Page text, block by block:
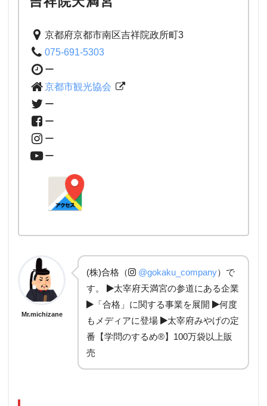
京都府京都市南区吉祥院政所町3
075-691-5303
ー
京都市観光協会
ー
ー
ー
ー
Mr.michizane
(株)合格（ @gokaku_company）で
す。
太宰府天満宮の参道にある企業
「合格」に関する事業を展開
何度
もメディアに登場
太宰府みやげの定
番【学問のするめ®】100万袋以上販
売